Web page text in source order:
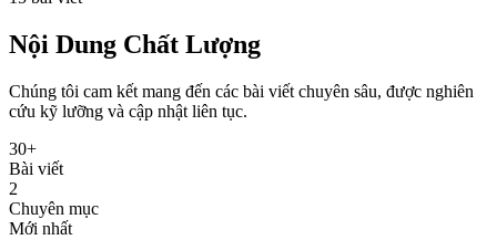
Nội Dung Chất Lượng
Chúng tôi cam kết mang đến các bài viết chuyên sâu, được nghiên
cứu kỹ lưỡng và cập nhật liên tục.
30+
Bài viết
2
Chuyên mục
Mới nhất